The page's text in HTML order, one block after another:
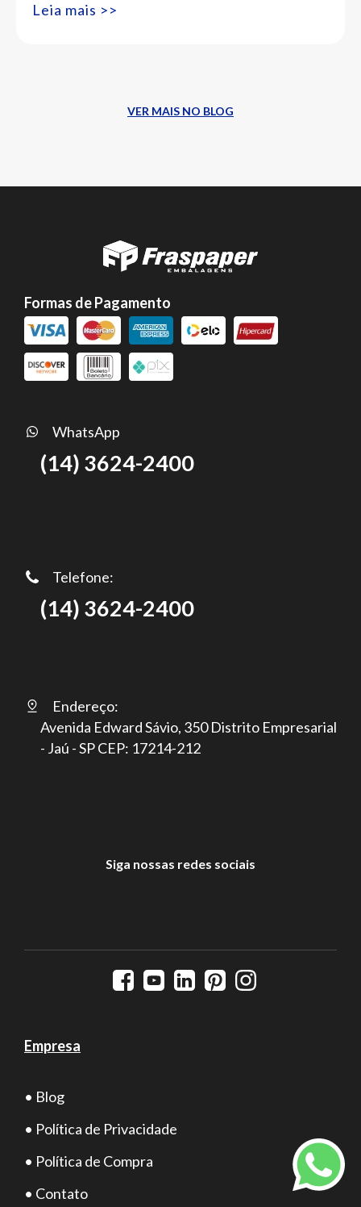
Leia mais >>
VER MAIS NO BLOG
Formas de Pagamento
WhatsApp
(14) 3624-2400
Telefone:
(14) 3624-2400
Endereço:
Avenida Edward Sávio, 350 Distrito Empresarial
- Jaú - SP CEP: 17214-212
Siga nossas redes sociais
Empresa
• Blog
• Política de Privacidade
• Política de Compra
• Contato